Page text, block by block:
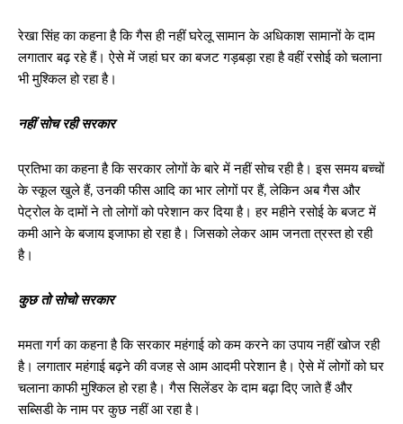
रेखा सिंह का कहना है कि गैस ही नहीं घरेलू सामान के अधिकाश सामानों के दाम
लगातार बढ़ रहे हैं। ऐसे में जहां घर का बजट गड़बड़ा रहा है वहीं रसोई को चलाना
भी मुश्किल हो रहा है।
नहीं सोच रही सरकार
प्रतिभा का कहना है कि सरकार लोगों के बारे में नहीं सोच रही है। इस समय बच्चों
के स्कूल खुले हैं, उनकी फीस आदि का भार लोगों पर हैं, लेकिन अब गैस और
पेट्रोल के दामों ने तो लोगों को परेशान कर दिया है। हर महीने रसोई के बजट में
कमी आने के बजाय इजाफा हो रहा है। जिसको लेकर आम जनता त्रस्त हो रही
है।
कुछ तो सोचो सरकार
ममता गर्ग का कहना है कि सरकार महंगाई को कम करने का उपाय नहीं खोज रही
है। लगातार महंगाई बढ़ने की वजह से आम आदमी परेशान है। ऐसे में लोगों को घर
चलाना काफी मुश्किल हो रहा है। गैस सिलेंडर के दाम बढ़ा दिए जाते हैं और
सब्सिडी के नाम पर कुछ नहीं आ रहा है।